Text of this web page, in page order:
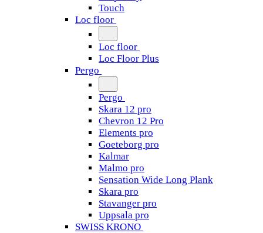
Touch
Loc floor
Loc floor
Loc Floor Plus
Pergo
Pergo
Skara 12 pro
Chevron 12 Pro
Elements pro
Goeteborg pro
Kalmar
Malmo pro
Sensation Wide Long Plank
Skara pro
Stavanger pro
Uppsala pro
SWISS KRONO